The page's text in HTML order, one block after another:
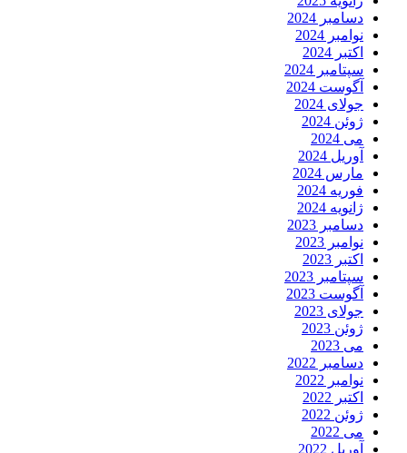
دسامبر 2024
نوامبر 2024
اکتبر 2024
سپتامبر 2024
آگوست 2024
جولای 2024
ژوئن 2024
می 2024
آوریل 2024
مارس 2024
فوریه 2024
ژانویه 2024
دسامبر 2023
نوامبر 2023
اکتبر 2023
سپتامبر 2023
آگوست 2023
جولای 2023
ژوئن 2023
می 2023
دسامبر 2022
نوامبر 2022
اکتبر 2022
ژوئن 2022
می 2022
آوریل 2022